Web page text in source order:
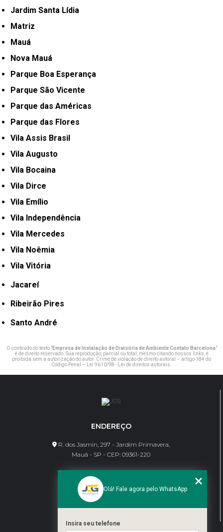
Jardim Santa Lídia
Matriz
Mauá
Nova Mauá
Parque Boa Esperança
Parque São Vicente
Parque das Américas
Parque das Flores
Vila Assis Brasil
Vila Augusto
Vila Bocaina
Vila Dirce
Vila Emílio
Vila Independência
Vila Mercedes
Vila Noêmia
Vila Vitória
Jacareí
Ribeirão Pires
Santo André
O conteúdo do texto "Empresa de Instalação de Divisória de Ambiente Contato Barcelona"
é de direito reservado. Sua reprodução, parcial ou total, mesmo citando nossos links, é
proibida sem a autorização do autor. Crime de violação de direito autoral – artigo 184 do
Código Penal – Lei 9610/98 - Lei de direitos autorais.
ENDEREÇO
R. dos Jasmin, 297 - Jardim Primavera,
Mauá - SP - CEP: 09361-220
CONTATO
(11) 95462-8630
bene@jcgdivisorias.com
Olá! Fale agora pelo WhatsApp
Insira seu telefone